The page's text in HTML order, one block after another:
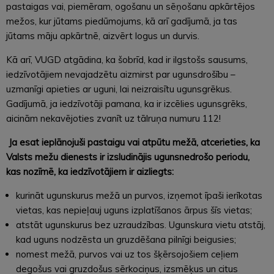
pastaigas vai, piemēram, ogošanu un sēņošanu apkārtējos
mežos, kur jūtams piedūmojums, kā arī gadījumā, ja tas
jūtams māju apkārtnē, aizvērt logus un durvis.
Kā arī, VUGD atgādina, ka šobrīd, kad ir ilgstošs sausums,
iedzīvotājiem nevajadzētu aizmirst par ugunsdrošību –
uzmanīgi apieties ar uguni, lai neizraisītu ugunsgrēkus.
Gadījumā, ja iedzīvotāji pamana, ka ir izcēlies ugunsgrēks,
aicinām nekavējoties zvanīt uz tālruņa numuru 112!
Ja esat ieplānojuši pastaigu vai atpūtu mežā, atcerieties, ka
Valsts mežu dienests ir izsludinājis ugunsnedrošo periodu,
kas nozīmē, ka iedzīvotājiem ir aizliegts:
kurināt ugunskurus mežā un purvos, izņemot īpaši ierīkotas
vietas, kas nepieļauj uguns izplatīšanos ārpus šīs vietas;
atstāt ugunskurus bez uzraudzības. Ugunskura vietu atstāj,
kad uguns nodzēsta un gruzdēšana pilnīgi beigusies;
nomest mežā, purvos vai uz tos šķērsojošiem ceļiem
degošus vai gruzdošus sērkociņus, izsmēķus un citus